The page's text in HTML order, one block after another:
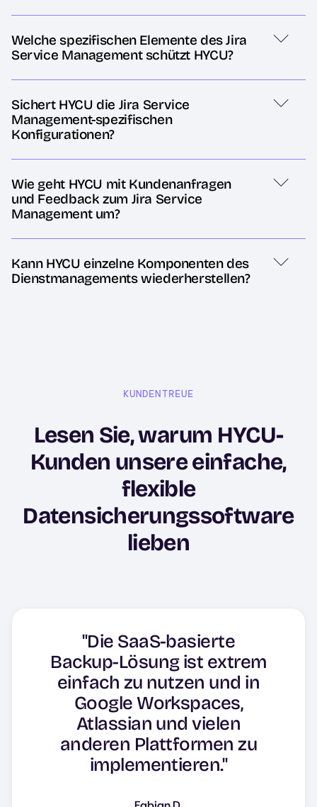
Welche spezifischen Elemente des Jira
Service Management schützt HYCU?
Sichert HYCU die Jira Service
Management-spezifischen
Konfigurationen?
Wie geht HYCU mit Kundenanfragen
und Feedback zum Jira Service
Management um?
Kann HYCU einzelne Komponenten des
Dienstmanagements wiederherstellen?
KUNDENTREUE
Lesen Sie, warum HYCU-
Kunden unsere einfache,
flexible
Datensicherungssoftware
lieben
"Die SaaS-basierte
Backup-Lösung ist extrem
einfach zu nutzen und in
Google Workspaces,
Atlassian und vielen
anderen Plattformen zu
implementieren."
"HYCU lässt sich
problemlos in Atlassian-
Produkte integrieren."
Jonathan B.
"HYCU, einfach und
effektiv".
Timothee S.
Vollständige Bewertung lesen
"HYCU als Backup-
Software ist eine sehr gute
Lösung und das Support-
Team ist ausgezeichnet.
Muhammed S.
"Innovative Backup- und
DR-Lösung von SaaS bis
Data Center!"
Fabian D.